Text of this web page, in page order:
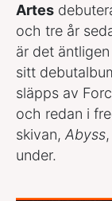
Artes
och tre år
är det
sitt
släpps av
och redan i
skivan, Abyss
under.